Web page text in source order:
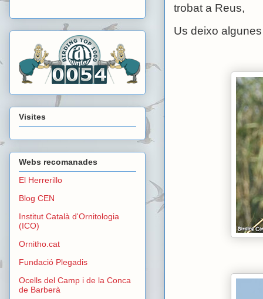
trobat a Reus,
Us deixo
Visites
Webs recomanades
El Herrerillo
Blog CEN
Institut Català d'Ornitologia
(ICO)
Ornitho.cat
Fundació Plegadis
Ocells del Camp i de la Conca
de Barberà